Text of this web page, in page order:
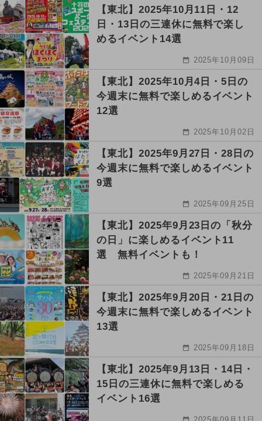
【東北】2025年10月11日・12
日・13日の三連休に無料で楽し
めるイベント14選
2025年10月09日
【東北】2025年10月4日・5日の
今週末に無料で楽しめるイベント
12選
2025年10月02日
【東北】2025年9月27日・28日の
今週末に無料で楽しめるイベント
9選
2025年09月25日
【東北】2025年9月23日の「秋分
の日」に楽しめるイベント11
選 無料イベントも！
2025年09月21日
【東北】2025年9月20日・21日の
今週末に無料で楽しめるイベント
13選
2025年09月18日
【東北】2025年9月13日・14日・
15日の三連休に無料で楽しめる
イベント16選